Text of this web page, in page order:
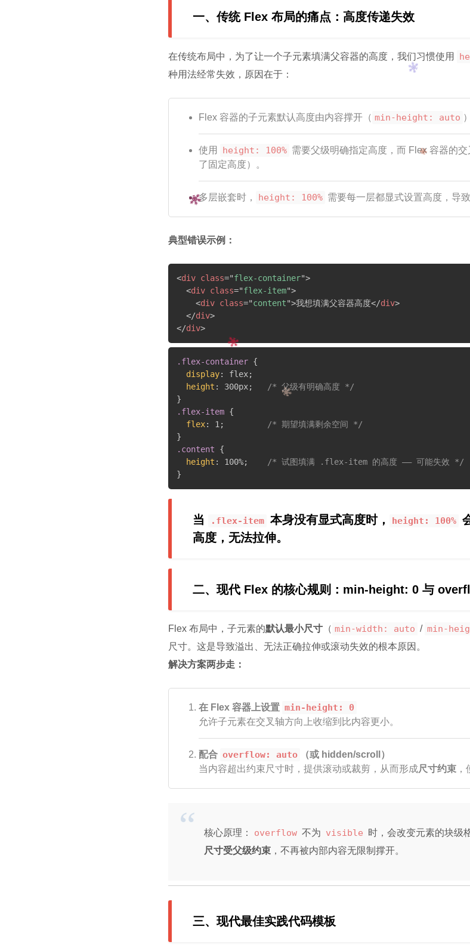
一、传统 Flex 布局的痛点：高度传递失效
在传统布局中，为了让一个子元素填满父容器的高度，我们习惯使用
种用法经常失效，原因在于：
Flex 容器的子元素默认高度由内容撑开（ min-height: auto
使用 height: 100% 需要父级明确指定高度，而 Flex 容器的
了固定高度）。
多层嵌套时， height: 100% 需要每一层都显式设置高度，导
典型错误示例：
<div class="flex-container">
<div class="flex-item">
<div class="content">我想填满父容器高度</div>
</div>
</div>
.flex-container {
display: flex;
height : 300px;
/* 父级有明确高度 */
}
.flex-item {
flex: 1 ;
/* 期望填满剩余空间 */
}
.content
{
height : 100%;
/* 试图填满 .flex-item 的高度 —— 可能失效 */
}
当 .flex-item 本身没有显式高度时， height: 100%
高度，无法拉伸。
二、现代 Flex 的核心规则：min-height: 0 与
Flex 布局中，子元素的默认最小尺寸 （ min-width: auto / min-
尺寸。这是导致溢出、无法正确拉伸或滚动失效的根本原因。
解决方案两步走：
在 Flex 容器上设置 min-height: 0
允许子元素在交叉轴方向上收缩到比内容更小。
配合 overflow: auto
（或 hidden/scroll）
当内容超出约束尺寸时，提供滚动或裁剪，从而形成尺寸约束 ，
核心原理： overflow 不为 visible 时，会改变元素的块级
尺寸受父级约束 ，不再被内部内容无限制撑开。
三、现代最佳实践代码模板